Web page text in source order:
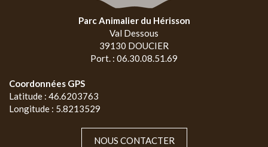
Parc Animalier du Hérisson
Val Dessous
39130 DOUCIER
Port. : 06.30.08.51.69
Coordonnées GPS
Latitude : 46.6203763
Longitude : 5.8213529
NOUS CONTACTER